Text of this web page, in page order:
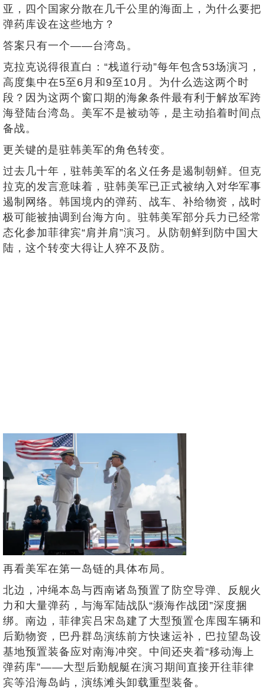
亚，四个国家分散在几千公里的海面上，为什么要把
弹药库设在这些地方？
答案只有一个——台湾岛。
克拉克说得很直白：“栈道行动”每年包含53场演习，
高度集中在5至6月和9至10月。为什么选这两个时
段？因为这两个窗口期的海象条件最有利于解放军跨
海登陆台湾岛。美军不是被动等，是主动掐着时间点
备战。
更关键的是驻韩美军的角色转变。
过去几十年，驻韩美军的名义任务是遏制朝鲜。但克
拉克的发言意味着，驻韩美军已正式被纳入对华军事
遏制网络。韩国境内的弹药、战车、补给物资，战时
极可能被抽调到台海方向。驻韩美军部分兵力已经常
态化参加菲律宾“肩并肩”演习。从防朝鲜到防中国大
陆，这个转变大得让人猝不及防。
再看美军在第一岛链的具体布局。
北边，冲绳本岛与西南诸岛预置了防空导弹、反舰火
力和大量弹药，与海军陆战队“濒海作战团”深度捆
绑。南边，菲律宾吕宋岛建了大型预置仓库囤车辆和
后勤物资，巴丹群岛演练前方快速运补，巴拉望岛设
基地预置装备应对南海冲突。中间还夹着“移动海上
弹药库”——大型后勤舰艇在演习期间直接开往菲律
宾等沿海岛屿，演练滩头卸载重型装备。